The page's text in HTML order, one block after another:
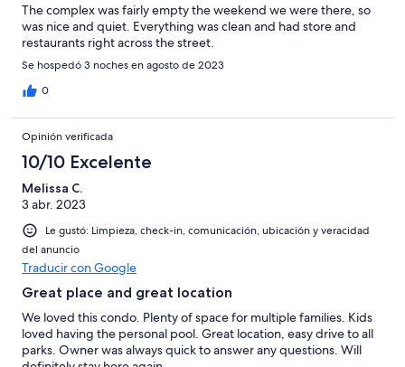
The complex was fairly empty the weekend we were there, so
was nice and quiet. Everything was clean and had store and
restaurants right across the street.
Se hospedó 3 noches en agosto de 2023
0
Opinión verificada
10/10 Excelente
Melissa C.
3 abr. 2023
Le gustó: Limpieza, check-in, comunicación, ubicación y veracidad
del anuncio
Traducir con Google
Great place and great location
We loved this condo. Plenty of space for multiple families. Kids
loved having the personal pool. Great location, easy drive to all
parks. Owner was always quick to answer any questions. Will